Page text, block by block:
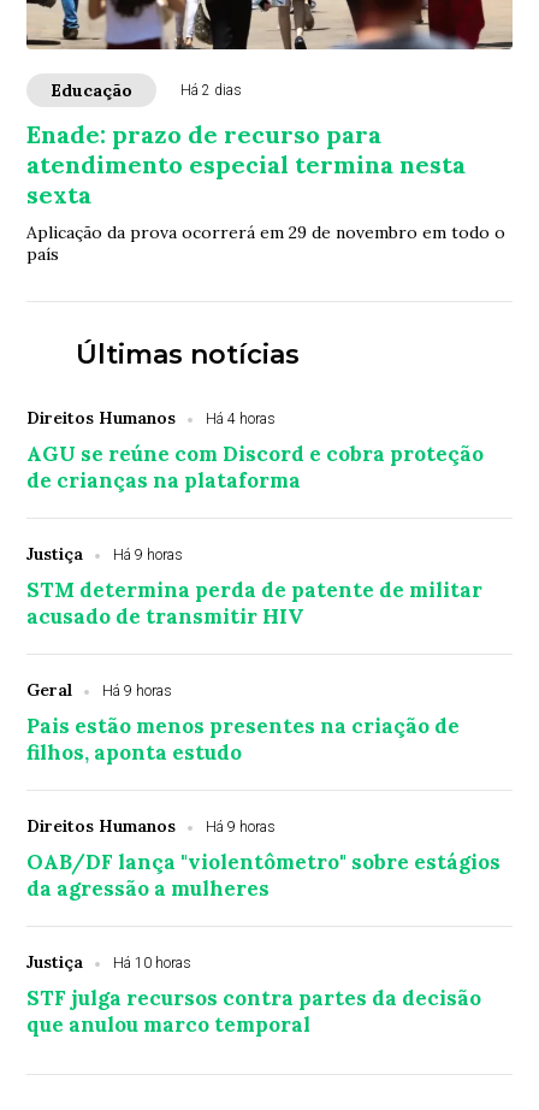
Educação Há 2 dias
Enade: prazo de recurso para
atendimento especial termina nesta
sexta
Aplicação da prova ocorrerá em 29 de novembro em todo o
país
Últimas notícias
Direitos Humanos Há 4 horas
AGU se reúne com Discord e cobra proteção
de crianças na plataforma
Justiça Há 9 horas
STM determina perda de patente de militar
acusado de transmitir HIV
Geral Há 9 horas
Pais estão menos presentes na criação de
filhos, aponta estudo
Direitos Humanos Há 9 horas
OAB/DF lança "violentômetro" sobre estágios
da agressão a mulheres
Justiça Há 10 horas
STF julga recursos contra partes da decisão
que anulou marco temporal